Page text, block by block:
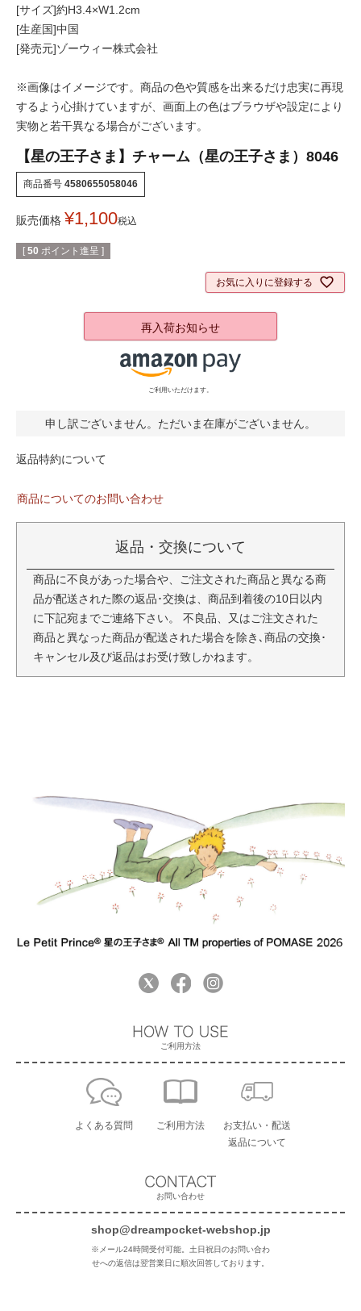
[サイズ]約H3.4×W1.2cm
[生産国]中国
[発売元]ゾーウィー株式会社
※画像はイメージです。商品の色や質感を出来るだけ忠実に再現
するよう心掛けていますが、画面上の色はブラウザや設定により
実物と若干異なる場合がございます。
【星の王子さま】チャーム（星の王子さま）8046
商品番号 4580655058046
販売価格 ¥1,100税込
[ 50 ポイント進呈 ]
お気に入りに登録する
再入荷お知らせ
ご利用いただけます。
申し訳ございません。ただいま在庫がございません。
返品特約について
商品についてのお問い合わせ
返品・交換について
商品に不良があった場合や、ご注文された商品と異なる商
品が配送された際の返品･交換は、商品到着後の10日以内
に下記宛までご連絡下さい。 不良品、又はご注文された
商品と異なった商品が配送された場合を除き､商品の交換･
キャンセル及び返品はお受け致しかねます。
お問い合わせ
shop@dreampocket-webshop.jp
※メール24時間受付可能。土日祝日のお問い合わ
せへの返信は翌営業日に順次回答しております。
ご利用方法
よくある質問 ご利用方法
お支払い・配送
返品について